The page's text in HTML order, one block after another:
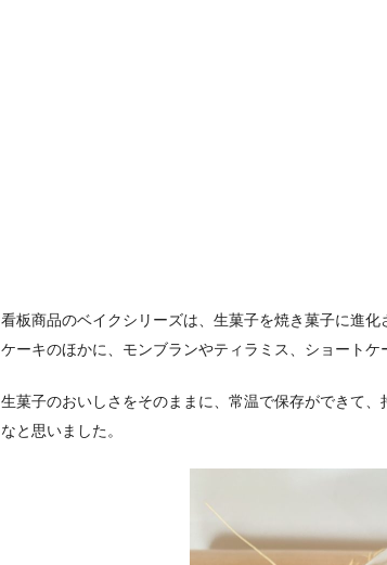
看板商品のベイクシリーズは、生菓子を焼き菓子に進
ケーキのほかに、モンブランやティラミス、ショートケ
生菓子のおいしさをそのままに、常温で保存ができて
なと思いました。